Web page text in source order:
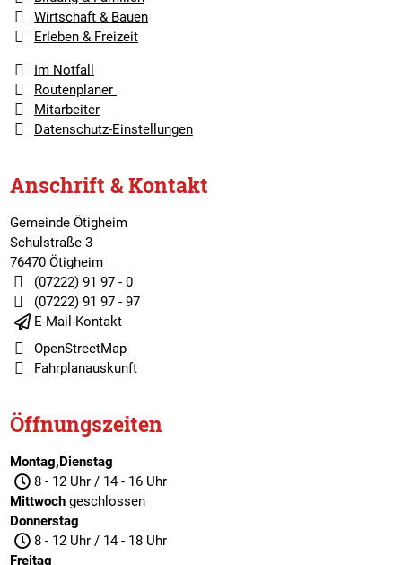
Wirtschaft & Bauen
Erleben & Freizeit
Im Notfall
Routenplaner
Mitarbeiter
Datenschutz-Einstellungen
Anschrift & Kontakt
Gemeinde Ötigheim
Schulstraße 3
76470 Ötigheim
(07222) 91 97 - 0
(07222) 91 97 - 97
E-Mail-Kontakt
OpenStreetMap
Fahrplanauskunft
Öffnungszeiten
Montag,Dienstag
8 - 12 Uhr / 14 - 16 Uhr
Mittwochgeschlossen
Donnerstag
8 - 12 Uhr / 14 - 18 Uhr
Freitag